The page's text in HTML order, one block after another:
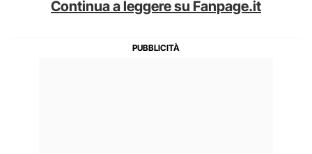
Continua a leggere su Fanpage.it